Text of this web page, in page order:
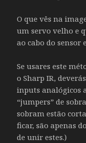
O que vês na
um servo velho e
ao cabo do sensor
Se usares este
o Sharp IR,
inputs analógicos
“jumpers” de
sobram estão
ficar, são apenas
de unir estes.)